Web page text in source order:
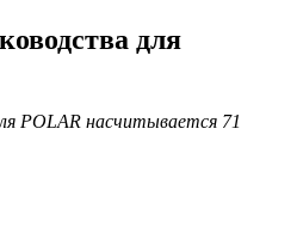
для
POLAR насчитывается 71